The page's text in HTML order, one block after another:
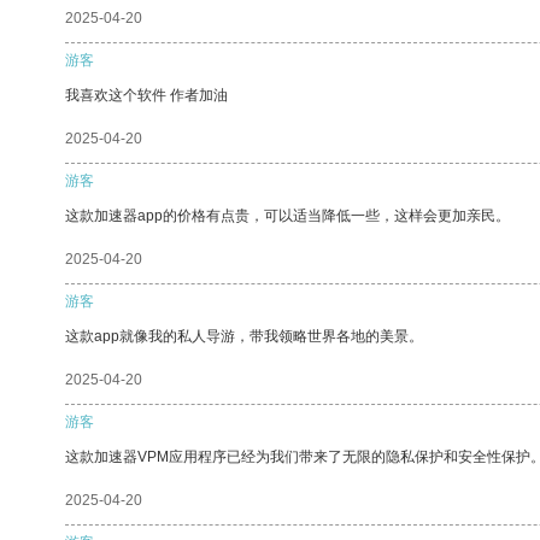
2025-04-20
游客
我喜欢这个软件 作者加油
2025-04-20
游客
这款加速器app的价格有点贵，可以适当降低一些，这样会更加亲民。
2025-04-20
游客
这款app就像我的私人导游，带我领略世界各地的美景。
2025-04-20
游客
这款加速器VPM应用程序已经为我们带来了无限的隐私保护和安全性保护
2025-04-20